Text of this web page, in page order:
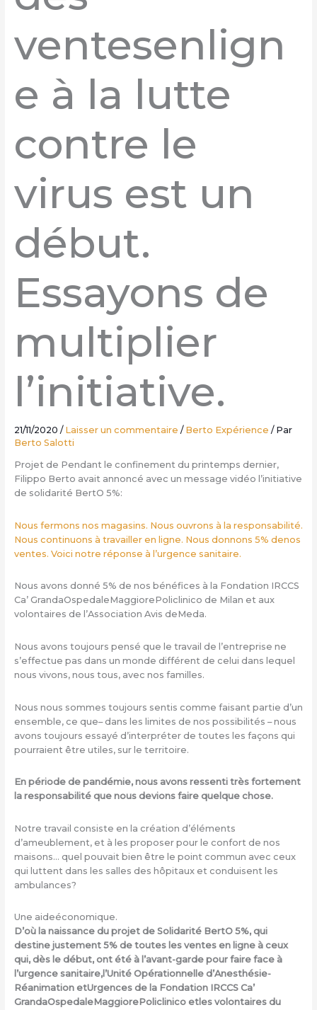
ventesenlign
e à la lutte
contre le
virus est un
début.
Essayons de
multiplier
l’initiative.
21/11/2020 / Laisser un commentaire / Berto Expérience / Par
Berto Salotti
Projet de Pendant le confinement du printemps dernier,
Filippo Berto avait annoncé avec un message vidéo l’initiative
de solidarité BertO 5%:
Nous fermons nos magasins. Nous ouvrons à la responsabilité.
Nous continuons à travailler en ligne. Nous donnons 5% denos
ventes. Voici notre réponse à l’urgence sanitaire.
Nous avons donné 5% de nos bénéfices à la Fondation IRCCS
Ca’ GrandaOspedaleMaggiorePoliclinico de Milan et aux
volontaires de l’Association Avis deMeda.
Nous avons toujours pensé que le travail de l’entreprise ne
s’effectue pas dans un monde différent de celui dans lequel
nous vivons, nous tous, avec nos familles.
Nous nous sommes toujours sentis comme faisant partie d’un
ensemble, ce que– dans les limites de nos possibilités – nous
avons toujours essayé d’interpréter de toutes les façons qui
pourraient être utiles, sur le territoire.
En période de pandémie, nous avons ressenti très fortement
la responsabilité que nous devions faire quelque chose.
Notre travail consiste en la création d’éléments
d’ameublement, et à les proposer pour le confort de nos
maisons… quel pouvait bien être le point commun avec ceux
qui luttent dans les salles des hôpitaux et conduisent les
ambulances?
Une aideéconomique.
D’où la naissance du projet de Solidarité BertO 5%, qui
destine justement 5% de toutes les ventes en ligne à ceux
qui, dès le début, ont été à l’avant-garde pour faire face à
l’urgence sanitaire,l’Unité Opérationnelle d’Anesthésie-
Réanimation etUrgences de la Fondation IRCCS Ca’
GrandaOspedaleMaggiorePoliclinico etles volontaires du